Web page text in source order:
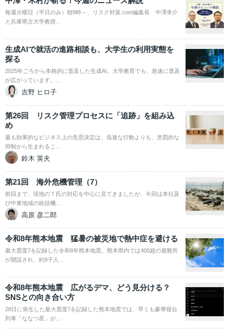
毎週火曜日（平日のみ）朝9時～、リスク対策.com編集長 中澤幸介
と兵庫県立大学教授…
生成AIで就活の進路相談も、大学生の利用実態を
探る
2025年ごろから本格的に普及した生成AI。大学教育でも、急速に普及
が広がっています。…
吉野 ヒロ子
第26回 リスク管理プロセスに「追跡」を組み込
め
最も効果的なビジネス上の意思決定は、迅速な行動よりも、意図的な
抑制から生まれるこ…
鈴木 英夫
第21回 海外危機管理（7）
前回まで、現地のＴ氏の対応を中心に見てきましたが、今回は本社及
び中東地域の統括機…
高原 彦二郎
令和8年熊本地震 猛暑の被災地で熱中症を避ける
最大震度7を記録した令和8年熊本地震。熊本県内では400超の避難所
が開設され、約9千人…
令和8年熊本地震 広がるデマ、どう見分ける？
SNSとの向き合い方
28日に発生した最大震度7を記録した熊本地震では、早くも豪華寝台
列車「ななつ星」が…